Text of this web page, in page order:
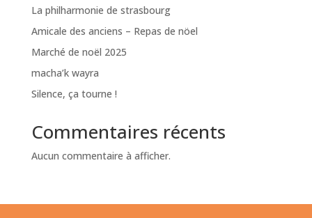
La philharmonie de strasbourg
Amicale des anciens – Repas de nöel
Marché de noël 2025
macha’k wayra
Silence, ça tourne !
Commentaires récents
Aucun commentaire à afficher.